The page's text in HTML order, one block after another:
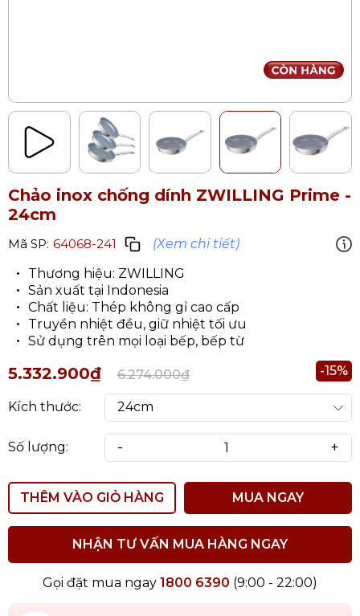
Chảo inox chống dính ZWILLING Prime -
24cm
Mã SP: 64068-241
(Xem chi tiết)
Thương hiệu: ZWILLING
Sản xuất tại Indonesia
Chất liệu: Thép không gỉ cao cấp
Truyền nhiệt đều, giữ nhiệt tối ưu
Sử dụng trên mọi loại bếp, bếp từ
5.332.900₫ 6.274.000₫ -15%
Kích thước:
Số lượng: - +
THÊM VÀO GIỎ HÀNG MUA NGAY
NHẬN TƯ VẤN MUA HÀNG NGAY
Gọi đặt mua ngay 1800 6390 (9:00 - 22:00)